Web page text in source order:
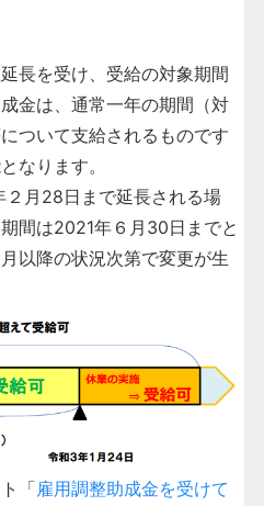
長を受け、受給の対象期間
金は、通常一年の期間（対
ついて支給されるものです
なります。
月28日まで延長される場
間は2021年６月30日までと
以降の状況次第で変更が生
「雇用調整助成金を受けて